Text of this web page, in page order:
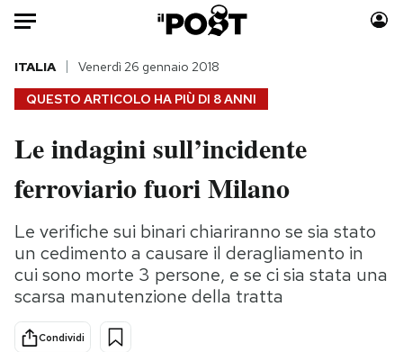
Auto
HOME
Italia
Politica
Tecnologia
Internet
Scienza
Cultura
Economia
Moda
Consumismi
Storie/Idee
Ok Boomer!
Media
Europa
QUESTO ARTICOLO HA PIÙ DI 8 ANNI
ITALIA Venerdì 26 gennaio 2018
Le indagini sull’incidente
ferroviario fuori Milano
Le verifiche sui binari chiariranno se sia stato
un cedimento a causare il deragliamento in
cui sono morte 3 persone, e se ci sia stata una
scarsa manutenzione della tratta
Condividi